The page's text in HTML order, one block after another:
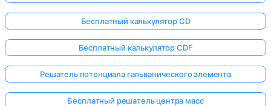
Бесплатный калькулятор CD
Бесплатный калькулятор CDF
Решатель потенциала гальванического элемента
Бесплатный решатель центра масс